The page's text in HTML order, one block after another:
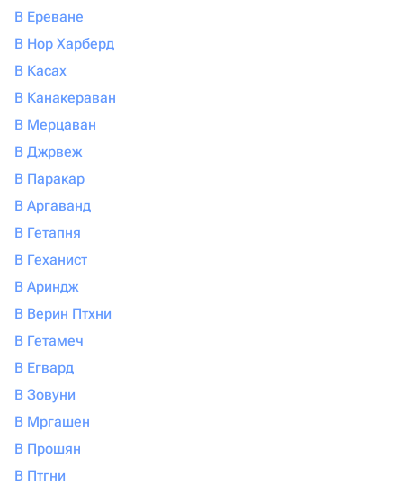
В Ереване
В Нор Харберд
В Касах
В Канакераван
В Мерцаван
В Джрвеж
В Паракар
В Аргаванд
В Гетапня
В Геханист
В Ариндж
В Верин Птхни
В Гетамеч
В Егвард
В Зовуни
В Мргашен
В Прошян
В Птгни